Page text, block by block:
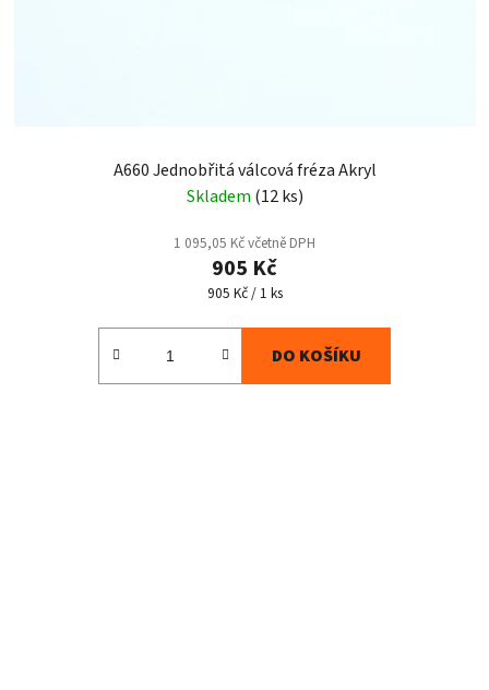
A660 Jednobřitá válcová fréza Akryl
Skladem (12 ks)
1 095,05 Kč včetně DPH
905 Kč
Měrná
905 Kč / 1 ks
DO KOŠÍKU